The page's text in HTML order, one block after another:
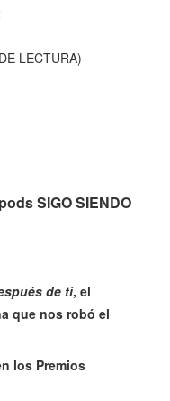
LECTURA)
SIGO SIENDO
de ti, el
que nos robó el
los Premios